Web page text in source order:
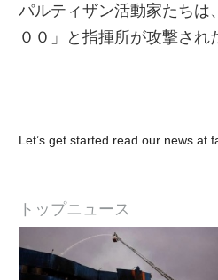
パルティザン活動家たちは
００」と指揮所が攻撃され
Let’s get started read our news at
トップニュース